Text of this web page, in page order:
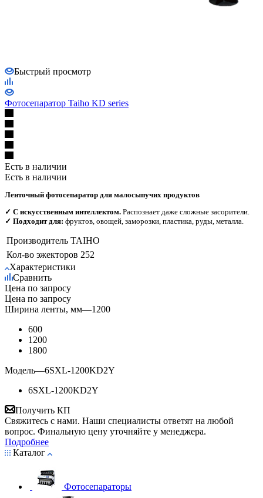
Быстрый просмотр
Фотосепаратор Taiho KD series
Есть в наличии
Есть в наличии
Ленточный фотосепаратор для малосыпучих продуктов
✓ С искусственным интеллектом. Распознает даже сложные засорители.
✓ Подходит для: фруктов, овощей, заморозки, пластика, руды, металла.
Производитель TAIHO
Кол-во эжекторов 252
Характеристики
Сравнить
Цена по запросу
Цена по запросу
Ширина ленты, мм—1200
600
1200
1800
Модель—6SXL-1200KD2Y
6SXL-1200KD2Y
Получить КП
Свяжитесь с нами. Наши специалисты ответят на любой
вопрос. Финальную цену уточняйте у менеджера.
Подробнее
Каталог
Фотосепараторы